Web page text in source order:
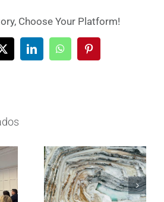
Choose Your Platform!
X LinkedInWhatsAppPinterest